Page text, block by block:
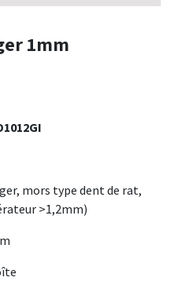
1mm
mors type dent de rat,
>1,2mm)